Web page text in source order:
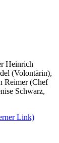
Heinrich
(Volontärin),
Reimer (Chef
Schwarz,
Link)